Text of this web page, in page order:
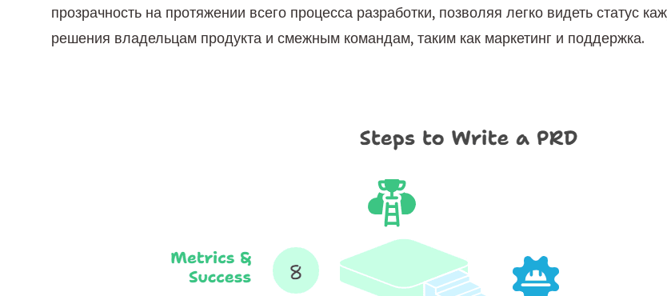
прозрачность на протяжении всего процесса разработки, позволяя легко видеть статус
решения владельцам продукта и смежным командам, таким как маркетинг и поддержка.